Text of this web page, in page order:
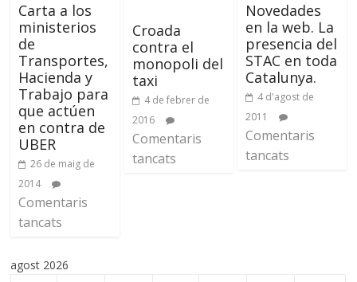
Carta a los
ministerios
de
Transportes,
Hacienda y
Trabajo para
que actúen
en contra de
UBER
26 de maig de
2014
Comentaris
tancats
Croada
contra el
monopoli del
taxi
4 de febrer de
2016
Comentaris
tancats
Novedades
en la web. La
presencia del
STAC en toda
Catalunya.
4 d'agost de
2011
Comentaris
tancats
agost 2026